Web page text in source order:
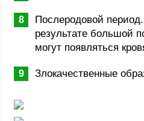
Послеродовой
результате большой
могут появляться
Злокачественные